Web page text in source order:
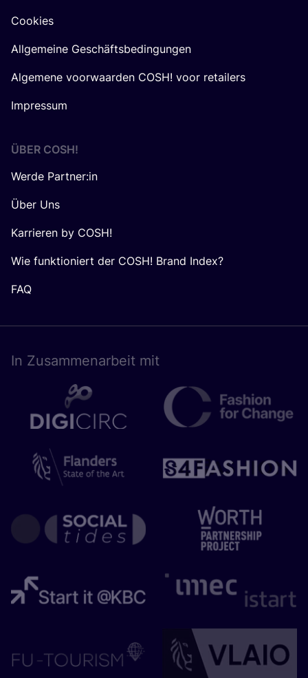
Cookies
Allgemeine Geschäftsbedingungen
Algemene voorwaarden COSH! voor retailers
Impressum
ÜBER COSH!
Werde Partner:in
Über Uns
Karrieren by COSH!
Wie funktioniert der COSH! Brand Index?
FAQ
In Zusam­men­ar­beit mit